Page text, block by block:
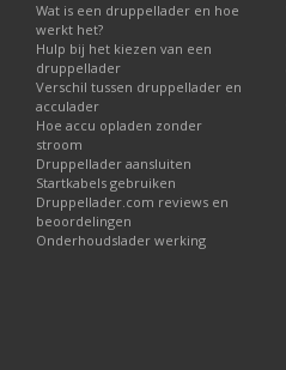
Wat is een druppellader en hoe
werkt het?
Hulp bij het kiezen van een
druppellader
Verschil tussen druppellader en
acculader
Hoe accu opladen zonder
stroom
Druppellader aansluiten
Startkabels gebruiken
Druppellader.com reviews en
beoordelingen
Onderhoudslader werking